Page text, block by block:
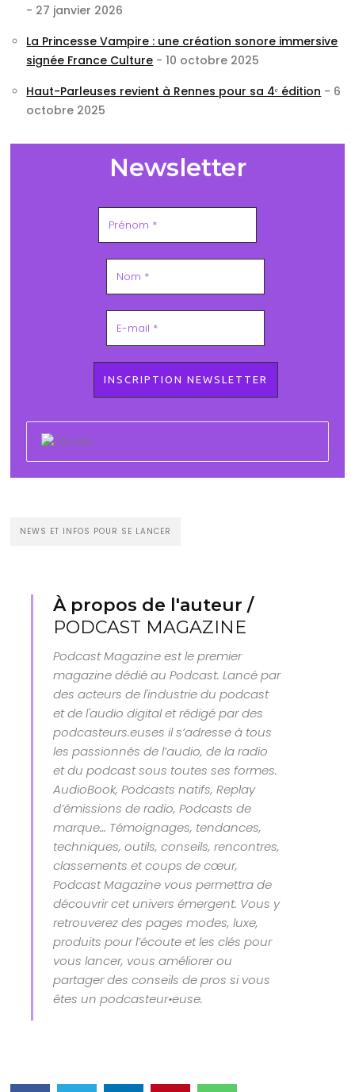
- 27 janvier 2026
La Princesse Vampire : une création sonore immersive
signée France Culture - 10 octobre 2025
Haut-Parleuses revient à Rennes pour sa 4ᵉ édition - 6
octobre 2025
Newsletter
NEWS ET INFOS POUR SE LANCER
À propos de l'auteur /
PODCAST MAGAZINE
Podcast Magazine est le premier
magazine dédié au Podcast. Lancé par
des acteurs de l'industrie du podcast
et de l'audio digital et rédigé par des
podcasteurs.euses il s’adresse à tous
les passionnés de l’audio, de la radio
et du podcast sous toutes ses formes.
AudioBook, Podcasts natifs, Replay
d’émissions de radio, Podcasts de
marque… Témoignages, tendances,
techniques, outils, conseils, rencontres,
classements et coups de cœur,
Podcast Magazine vous permettra de
découvrir cet univers émergent. Vous y
retrouverez des pages modes, luxe,
produits pour l’écoute et les clés pour
vous lancer, vous améliorer ou
partager des conseils de pros si vous
êtes un podcasteur•euse.